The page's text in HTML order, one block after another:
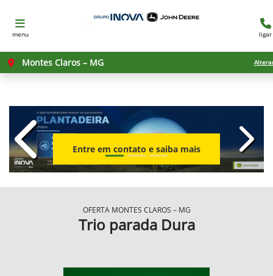
menu ligar
Montes Claros – MG
Entre em contato e saiba mais
templates.template-
OFERTA MONTES CLAROS – MG
Trio parada Dura